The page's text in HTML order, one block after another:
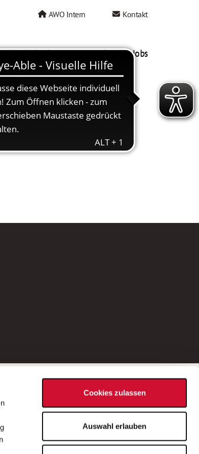
Cookies zulassen
Auswahl erlauben
AWO Intern Kontakt
als Arbeitgeber Mein AWO Jobs
Bei Fragen zu einer Stellenausschreibung
wenden Sie sich bitte an die*den in der
Stellenausschreibung genannte*n